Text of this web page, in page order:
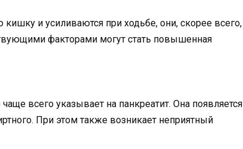
и усиливаются при ходьбе, они, скорее всего,
факторами могут стать повышенная
всего указывает на панкреатит. Она появляется
При этом также возникает неприятный